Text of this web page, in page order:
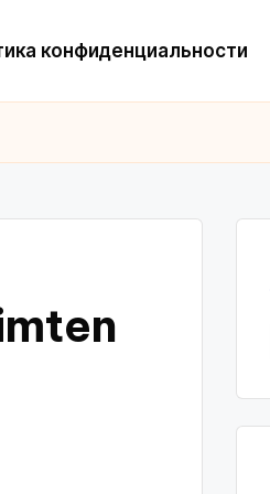
конфиденциальности